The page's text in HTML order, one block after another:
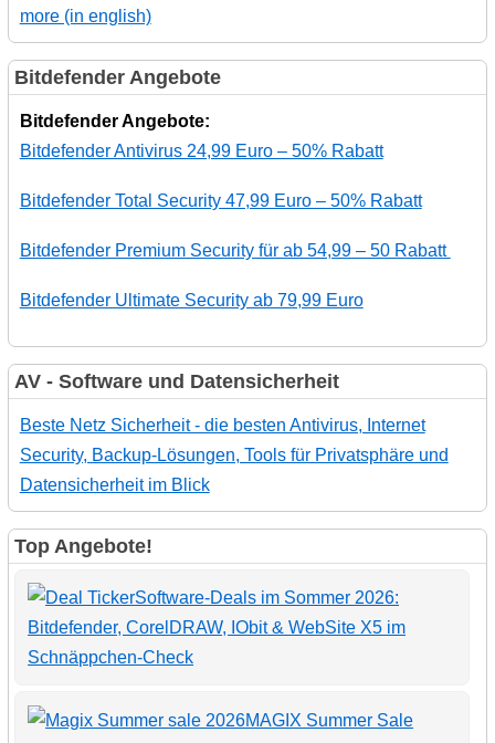
more (in english)
Bitdefender Angebote
Bitdefender Angebote:
Bitdefender Antivirus 24,99 Euro – 50% Rabatt
Bitdefender Total Security 47,99 Euro – 50% Rabatt
Bitdefender Premium Security für ab 54,99 – 50 Rabatt
Bitdefender Ultimate Security ab 79,99 Euro
AV - Software und Datensicherheit
Beste Netz Sicherheit - die besten Antivirus, Internet
Security, Backup-Lösungen, Tools für Privatsphäre und
Datensicherheit im Blick
Top Angebote!
Software-Deals im Sommer 2026:
Bitdefender, CorelDRAW, IObit & WebSite X5 im
Schnäppchen-Check
MAGIX Summer Sale